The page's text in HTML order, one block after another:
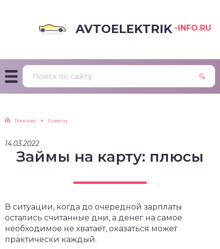
AVTOELEKTRIK -INFO.RU
Главная Советы
14.03.2022
Займы на карту: плюсы
В ситуации, когда до очередной зарплаты
остались считанные дни, а денег на самое
необходимое не хватает, оказаться может
практически каждый.